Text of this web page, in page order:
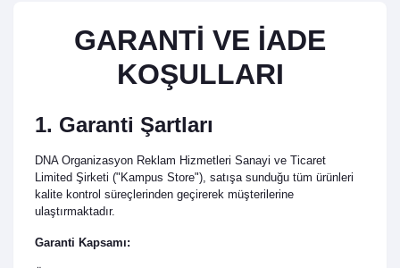
GARANTİ VE İADE
KOŞULLARI
1. Garanti Şartları
DNA Organizasyon Reklam Hizmetleri Sanayi ve Ticaret
Limited Şirketi ("Kampus Store"), satışa sunduğu tüm ürünleri
kalite kontrol süreçlerinden geçirerek müşterilerine
ulaştırmaktadır.
Garanti Kapsamı: